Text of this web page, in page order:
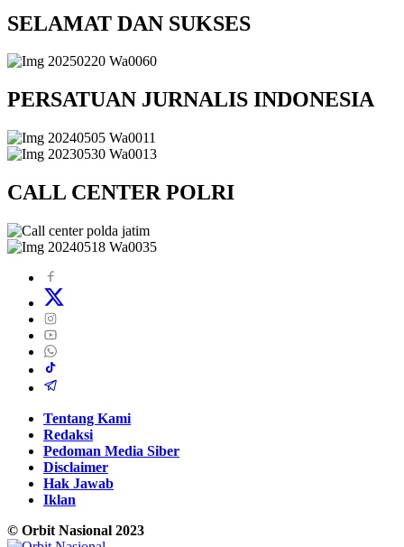
SELAMAT DAN SUKSES
PERSATUAN JURNALIS INDONESIA
CALL CENTER POLRI
Tentang Kami
Redaksi
Pedoman Media Siber
Disclaimer
Hak Jawab
Iklan
© Orbit Nasional 2023